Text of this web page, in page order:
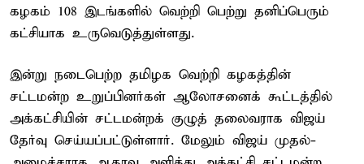
கழகம் 108 இடங்களில் வெற்றி பெற்று தனிப்பெரும்
கட்சியாக உருவெடுத்துள்ளது.
இன்று நடைபெற்ற தமிழக வெற்றி கழகத்தின்
சட்டமன்ற உறுப்பினர்கள் ஆலோசனைக் கூட்டத்தில்
அக்கட்சியின் சட்டமன்றக் குழுத் தலைவராக விஜய்
தேர்வு செய்யப்பட்டுள்ளார். மேலும் விஜய் முதல்-